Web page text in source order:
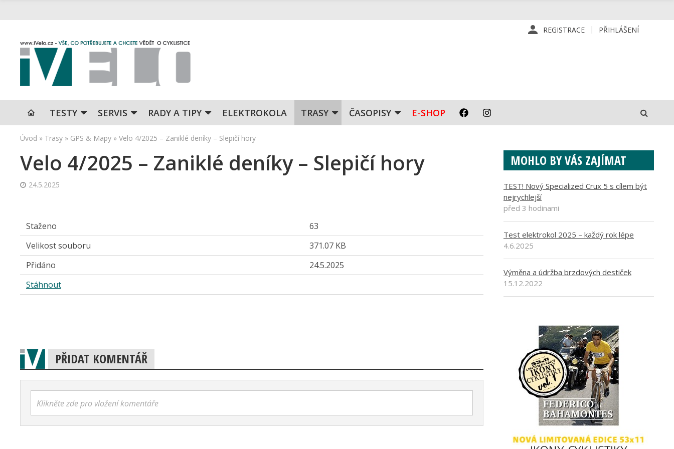
REGISTRACE PŘIHLÁŠENÍ
TESTY SERVIS RADY A TIPY ELEKTROKOLA TRASY ČASOPISY E-SHOP
Úvod » Trasy » GPS & Mapy » Velo 4/2025 – Zaniklé deníky – Slepičí hory
Velo 4/2025 – Zaniklé deníky – Slepičí hory
24.5.2025
Staženo
63
Velikost souboru
371.07 KB
Přidáno
24.5.2025
Stáhnout
PŘIDAT KOMENTÁŘ
Klikněte zde pro vložení komentáře
MOHLO BY VÁS ZAJÍMAT
TEST! Nový Specialized Crux 5 s cílem být
nejrychlejší
před 3 hodinami
Test elektrokol 2025 – každý rok lépe
4.6.2025
Výměna a údržba brzdových destiček
15.12.2022